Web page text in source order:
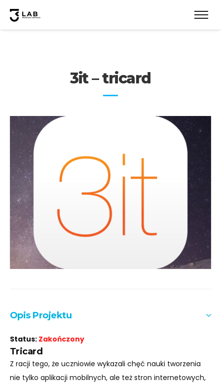
3it – tricard
Opis Projektu
Status: Zakończony
Tricard
Z racji tego, że uczniowie wykazali chęć nauki tworzenia
nie tylko aplikacji mobilnych, ale też stron internetowych,